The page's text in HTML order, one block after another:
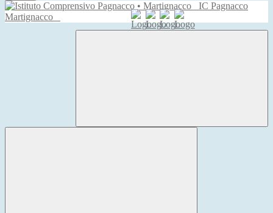
IC Pagnacco
Martignacco